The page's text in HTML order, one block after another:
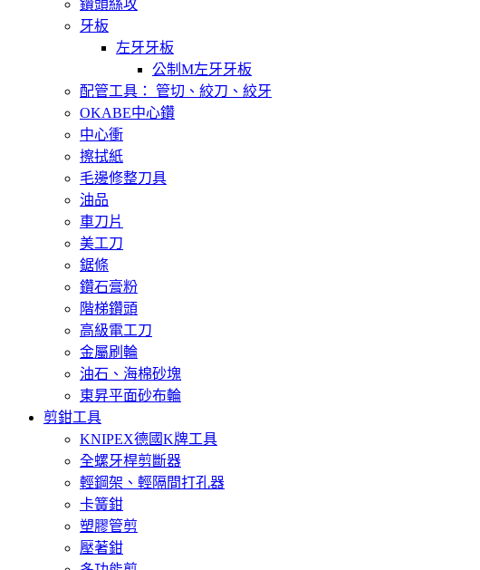
鑽頭絲攻
牙板
左牙牙板
公制M左牙牙板
配管工具： 管切、絞刀、絞牙
OKABE中心鑽
中心衝
擦拭紙
毛邊修整刀具
油品
車刀片
美工刀
鋸條
鑽石膏粉
階梯鑽頭
高級電工刀
金屬刷輪
油石、海棉砂塊
東昇平面砂布輪
剪鉗工具
KNIPEX德國K牌工具
全螺牙桿剪斷器
輕鋼架、輕隔間打孔器
卡簧鉗
塑膠管剪
壓著鉗